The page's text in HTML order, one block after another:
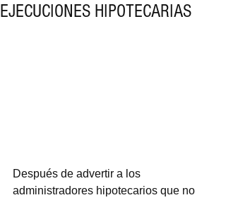
EJECUCIONES HIPOTECARIAS
Después de advertir a los
administradores hipotecarios que no